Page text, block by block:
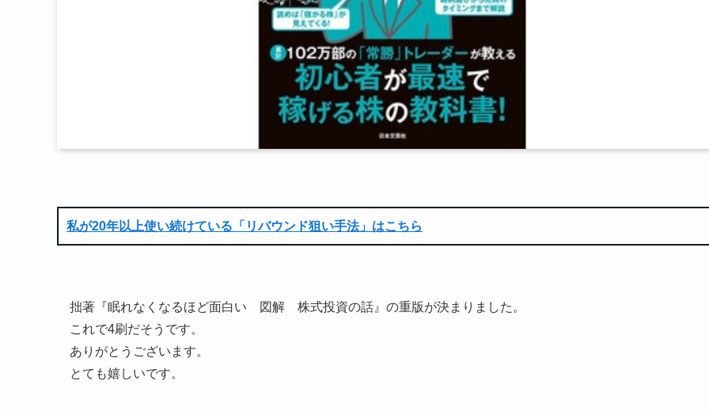
私が20年以上使い続けている「リバウンド狙い手法」はこちら
拙著『眠れなくなるほど面白い 図解 株式投資の話』の重版が決まりました。
これで4刷だそうです。
ありがとうございます。
とても嬉しいです。